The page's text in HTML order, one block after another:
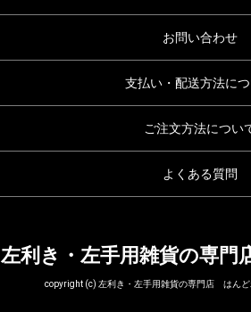
お問い合わせ
支払い・配送方法に
ご注文方法につい
よくある質問
左利き・左手用雑貨の専
copyright (c) 左利き・左手用雑貨の専門店 はんど